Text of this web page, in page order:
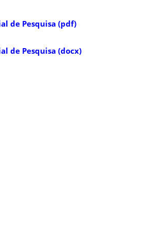
de Pesquisa (pdf)
de Pesquisa (docx)